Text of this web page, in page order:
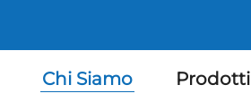
Chi Siamo Prodotti